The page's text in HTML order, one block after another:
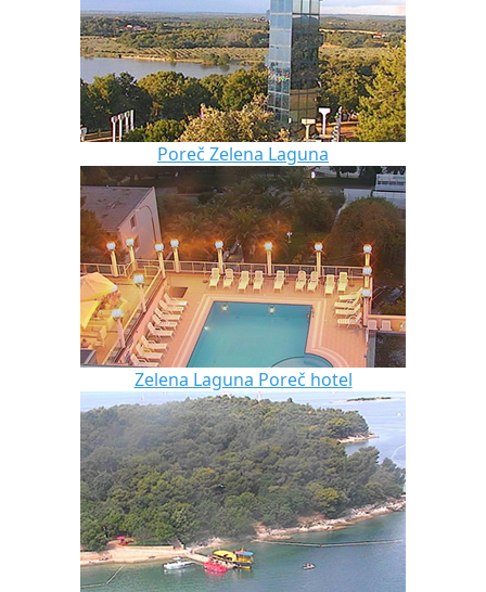
Poreč Zelena Laguna
Zelena Laguna Poreč hotel